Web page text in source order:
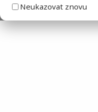
Neukazovat znovu